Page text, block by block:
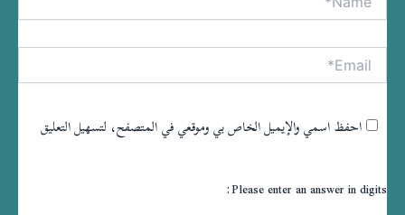
Email*
احفظ اسمي والإيميل الخاص بي وموقعي في المتصفح، لتسهيل التعليق
Please enter an answer in digits: